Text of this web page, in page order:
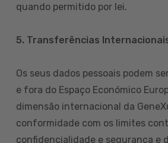
quando permitido por lei.
5. Transferências
Os seus dados pessoais podem
e fora do Espaço Económico
dimensão internacional da
conformidade com os limites
confidencialidade e segurança e